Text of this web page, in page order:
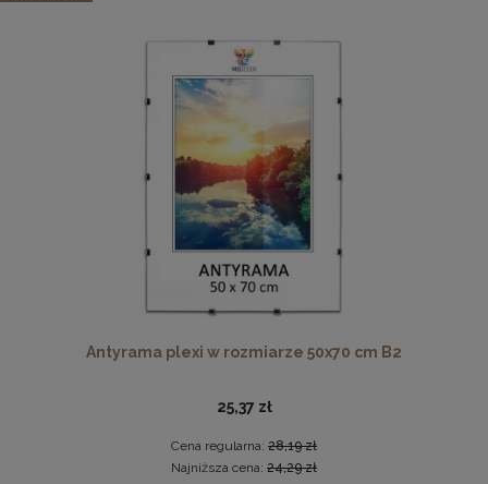
Zielone schodki dla psa, kota 2w1 - rozkładana rampa,
279,99 zł
DO KOSZYKA
959,99 zł
Cena regularna:
Najniższa cena:
DO KOSZYKA
Antyrama plexi w rozmiarze 50x70 cm B2
25,37 zł
Cena regularna: 28,19 zł
Najniższa cena: 24,29 zł